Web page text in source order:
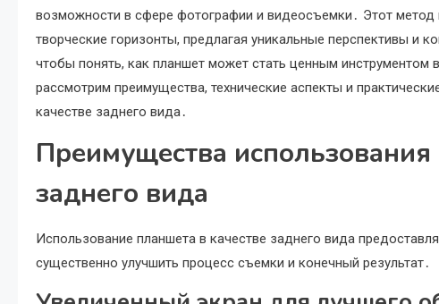
возможности в сфере фотографии и видеосъемки․ Этот
творческие горизонты, предлагая уникальные перспективы и
чтобы понять, как планшет может стать ценным
рассмотрим преимущества, технические аспекты и
качестве заднего вида․
Преимущества использования
заднего вида
Использование планшета в качестве заднего вида
существенно улучшить процесс съемки и конечный результат․